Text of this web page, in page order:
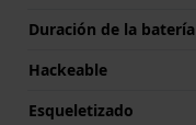
Duración de la batería
Hackeable
Esqueletizado